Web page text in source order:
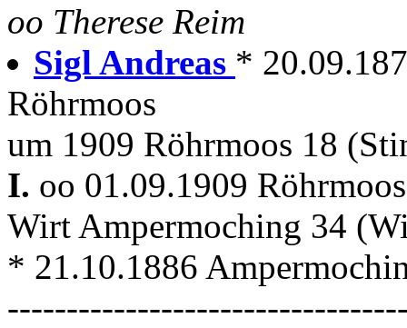
oo Therese Reim
Sigl Andreas *
Röhrmoos
um 1909 Röhrmoos 18
I. oo 01.09.1909
Wirt Ampermoching 34
* 21.10.1886